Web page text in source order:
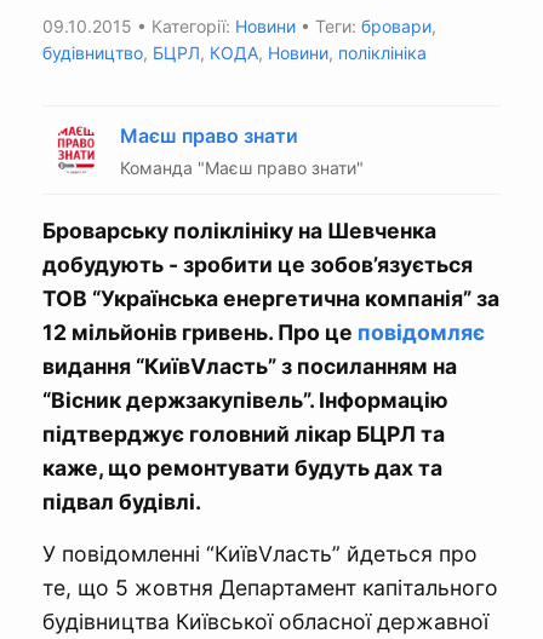
09.10.2015 • Категорії: Новини • Теги: бровари,
будівництво, БЦРЛ, КОДА, Новини, поліклініка
Маєш право знати
Команда "Маєш право знати"
Броварську поліклініку на Шевченка
добудують - зробити це зобов’язується
ТОВ “Українська енергетична компанія” за
12 мільйонів гривень. Про це повідомляє
видання “КиївVласть” з посиланням на
“Вісник держзакупівель”. Інформацію
підтверджує головний лікар БЦРЛ та
каже, що ремонтувати будуть дах та
підвал будівлі.
У повідомленні “КиївVласть” йдеться про
те, що 5 жовтня Департамент капітального
будівництва Київської обласної державної